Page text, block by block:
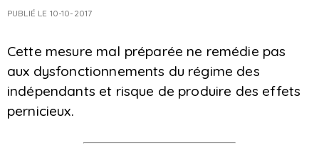
PUBLIÉ LE 10-10-2017
Cette mesure mal préparée ne remédie pas
aux dysfonctionnements du régime des
indépendants et risque de produire des effets
pernicieux.